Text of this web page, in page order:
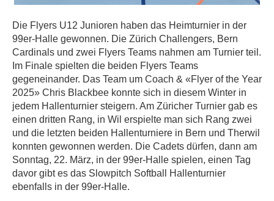
Die Flyers U12 Junioren haben das Heimturnier in der
99er-Halle gewonnen. Die Zürich Challengers, Bern
Cardinals und zwei Flyers Teams nahmen am Turnier teil.
Im Finale spielten die beiden Flyers Teams
gegeneinander. Das Team um Coach & «Flyer of the Year
2025» Chris Blackbee konnte sich in diesem Winter in
jedem Hallenturnier steigern. Am Züricher Turnier gab es
einen dritten Rang, in Wil erspielte man sich Rang zwei
und die letzten beiden Hallenturniere in Bern und Therwil
konnten gewonnen werden. Die Cadets dürfen, dann am
Sonntag, 22. März, in der 99er-Halle spielen, einen Tag
davor gibt es das Slowpitch Softball Hallenturnier
ebenfalls in der 99er-Halle.